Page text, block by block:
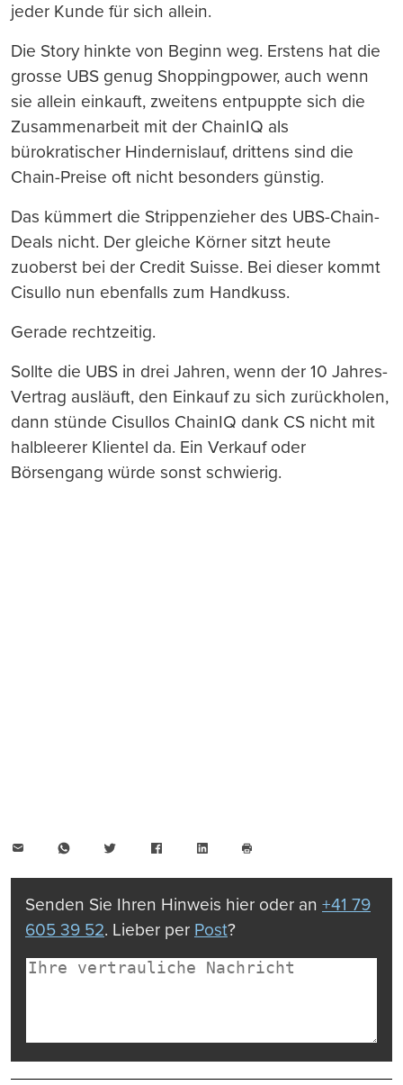
jeder Kunde für sich allein.
Die Story hinkte von Beginn weg. Erstens hat die
grosse UBS genug Shoppingpower, auch wenn
sie allein einkauft, zweitens entpuppte sich die
Zusammenarbeit mit der ChainIQ als
bürokratischer Hindernislauf, drittens sind die
Chain-Preise oft nicht besonders günstig.
Das kümmert die Strippenzieher des UBS-Chain-
Deals nicht. Der gleiche Körner sitzt heute
zuoberst bei der Credit Suisse. Bei dieser kommt
Cisullo nun ebenfalls zum Handkuss.
Gerade rechtzeitig.
Sollte die UBS in drei Jahren, wenn der 10 Jahres-
Vertrag ausläuft, den Einkauf zu sich zurückholen,
dann stünde Cisullos ChainIQ dank CS nicht mit
halbleerer Klientel da. Ein Verkauf oder
Börsengang würde sonst schwierig.
WhatsAppTwitter FacebookLinkedIn
drucken
Senden Sie Ihren Hinweis hier oder an +41 79
605 39 52. Lieber per Post?